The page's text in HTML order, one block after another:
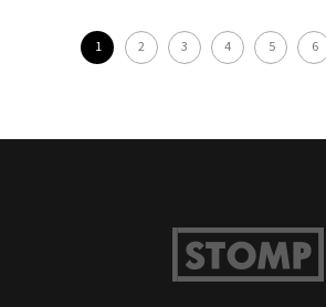
1 2 3 4 5 6